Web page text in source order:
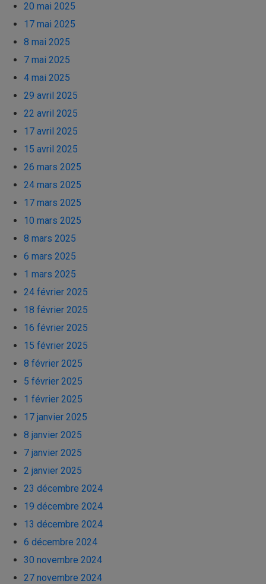
20 mai 2025
17 mai 2025
8 mai 2025
7 mai 2025
4 mai 2025
29 avril 2025
22 avril 2025
17 avril 2025
15 avril 2025
26 mars 2025
24 mars 2025
17 mars 2025
10 mars 2025
8 mars 2025
6 mars 2025
1 mars 2025
24 février 2025
18 février 2025
16 février 2025
15 février 2025
8 février 2025
5 février 2025
1 février 2025
17 janvier 2025
8 janvier 2025
7 janvier 2025
2 janvier 2025
23 décembre 2024
19 décembre 2024
13 décembre 2024
6 décembre 2024
30 novembre 2024
27 novembre 2024